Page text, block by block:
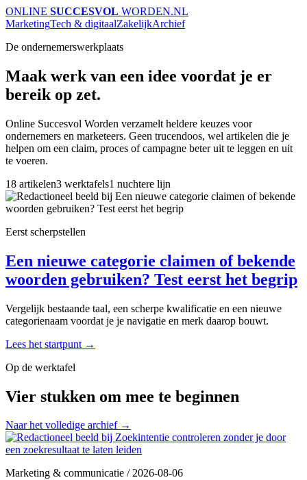
ONLINE SUCCESVOL WORDEN.NL
MarketingTech & digitaalZakelijkArchief
De ondernemerswerkplaats
Maak werk van een idee voordat je er
bereik op zet.
Online Succesvol Worden verzamelt heldere keuzes voor
ondernemers en marketeers. Geen trucendoos, wel artikelen die je
helpen om een claim, proces of campagne beter uit te leggen en uit
te voeren.
18 artikelen3 werktafels1 nuchtere lijn
Eerst scherpstellen
Een nieuwe categorie claimen of bekende
woorden gebruiken? Test eerst het begrip
Vergelijk bestaande taal, een scherpe kwalificatie en een nieuwe
categorienaam voordat je je navigatie en merk daarop bouwt.
Lees het startpunt →
Op de werktafel
Vier stukken om mee te beginnen
Naar het volledige archief →
Marketing & communicatie /2026-08-06